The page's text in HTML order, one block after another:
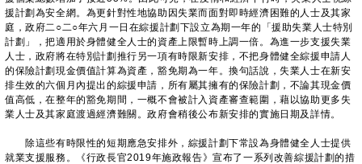
援計劃為安全網。為更針對性地協助因失業而面對即時經濟困難的人士及其家
庭，政府二○二○年六月一日在綜援計劃下設立為期一年的「援助失業人士特別
計劃」，把適用於身體健全人士的資產上限暫時上調一倍。為進一步支援失業
人士，政府將在特別計劃推行另一項有時限新安排，不把身體健全綜援申請人
的保險計劃現金價值計算為資產，豁免期為一年。換句話說，失業人士在新安
排生效的六個月內提出的綜援申請，所有屬其擁有的保險計劃，不論其現金價
值高低，在整年的豁免期間，一概不會被計入資產審查範圍，藉以協助更多失
業人士及其家庭渡過經濟難關。政府會稍後公布新安排的實施日期及詳情。
除這些有時限性的短期應急安排外，綜援計劃下常設為身體健全人士提供
就業支援服務。《行政長官2019年施政報告》宣布了一系列改善綜援計劃的措